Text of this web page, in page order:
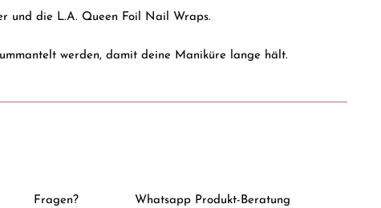
und die L.A. Queen Foil Nail Wraps.
werden, damit deine Maniküre lange hält.
Fragen? Whatsapp Produkt-Beratung